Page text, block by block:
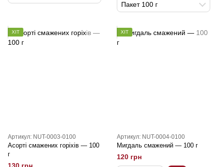
Пакет 100 г
ХІТ
Артикул: NUT-0003-0100
Асорті смажених горіхів — 100
г
ХІТ
Артикул: NUT-0004-0100
Мигдаль смажений — 100 г
120 грн